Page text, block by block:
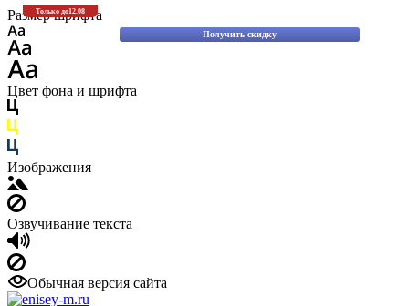
Только до12.08
Получить скидку
Размер шрифта
Цвет фона и шрифта
Изображения
Озвучивание текста
Обычная версия сайта